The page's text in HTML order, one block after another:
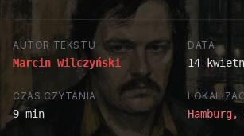
AUTOR TEKSTU
Marcin Wilczyński
DATA
14
CZAS CZYTANIA
9 min Hamburg,